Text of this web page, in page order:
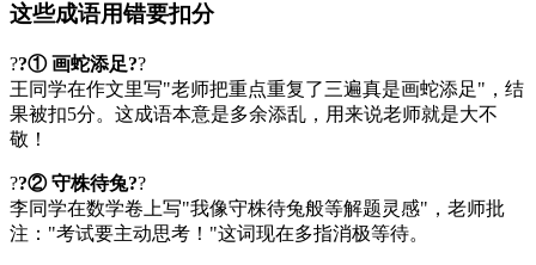
这些成语用错要扣分
??① 画蛇添足??
王同学在作文里写"老师把重点重复了三遍真是画蛇添足"，结
果被扣5分。这成语本意是多余添乱，用来说老师就是大不
敬！
??② 守株待兔??
李同学在数学卷上写"我像守株待兔般等解题灵感"，老师批
注："考试要主动思考！"这词现在多指消极等待。